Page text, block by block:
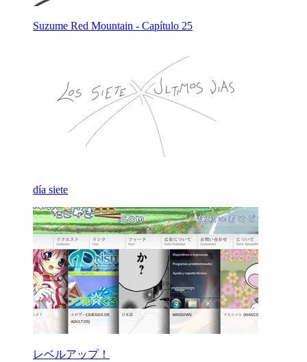
Suzume Red Mountain - Capítulo 25
día siete
レベルアップ！